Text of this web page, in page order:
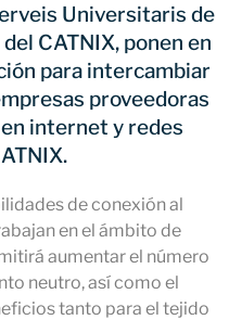
se conecta al
sobre la evolución
la automatización de
del BGP a la inteligencia
artificial
CATNIX renueva el servidor
2026
Universitaris de
CATNIX, ponen en
para intercambiar
proveedoras
internet y redes
de conexión al
en el ámbito de
aumentar el número
neutro, así como el
tanto para el tejido